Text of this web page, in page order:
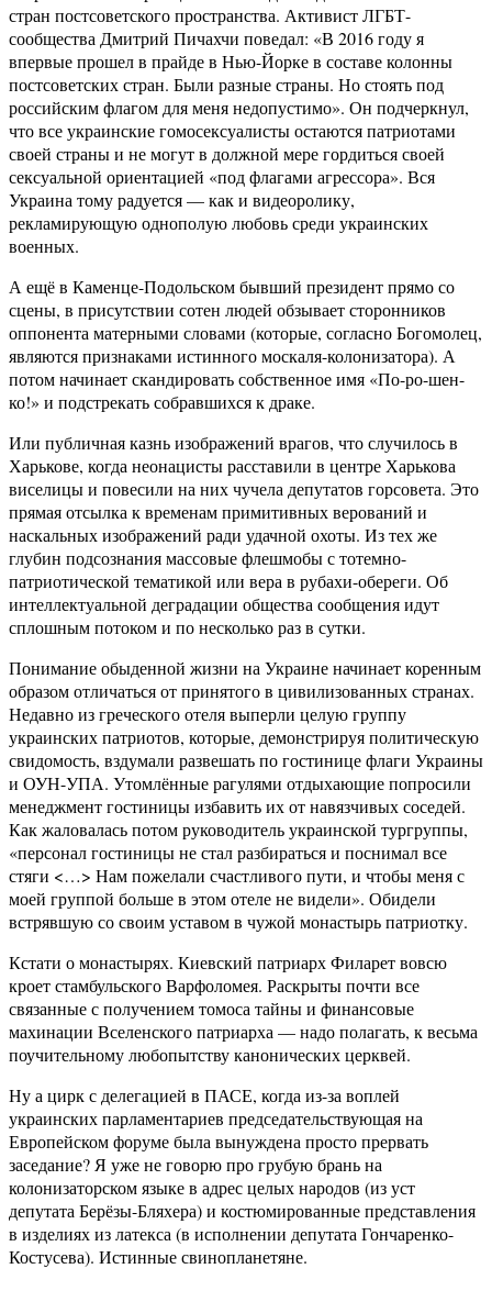
стран постсоветского пространства. Активист ЛГБТ-
сообщества Дмитрий Пичахчи поведал: «В 2016 году я
впервые прошел в прайде в Нью-Йорке в составе колонны
постсоветских стран. Были разные страны. Но стоять под
российским флагом для меня недопустимо». Он подчеркнул,
что все украинские гомосексуалисты остаются патриотами
своей страны и не могут в должной мере гордиться своей
сексуальной ориентацией «под флагами агрессора». Вся
Украина тому радуется — как и видеоролику,
рекламирующую однополую любовь среди украинских
военных.
А ещё в Каменце-Подольском бывший президент прямо со
сцены, в присутствии сотен людей обзывает сторонников
оппонента матерными словами (которые, согласно Богомолец,
являются признаками истинного москаля-колонизатора). А
потом начинает скандировать собственное имя «По-ро-шен-
ко!» и подстрекать собравшихся к драке.
Или публичная казнь изображений врагов, что случилось в
Харькове, когда неонацисты расставили в центре Харькова
виселицы и повесили на них чучела депутатов горсовета. Это
прямая отсылка к временам примитивных верований и
наскальных изображений ради удачной охоты. Из тех же
глубин подсознания массовые флешмобы с тотемно-
патриотической тематикой или вера в рубахи-обереги. Об
интеллектуальной деградации общества сообщения идут
сплошным потоком и по несколько раз в сутки.
Понимание обыденной жизни на Украине начинает коренным
образом отличаться от принятого в цивилизованных странах.
Недавно из греческого отеля выперли целую группу
украинских патриотов, которые, демонстрируя политическую
свидомость, вздумали развешать по гостинице флаги Украины
и ОУН-УПА. Утомлённые рагулями отдыхающие попросили
менеджмент гостиницы избавить их от навязчивых соседей.
Как жаловалась потом руководитель украинской тургруппы,
«персонал гостиницы не стал разбираться и поснимал все
стяги <…> Нам пожелали счастливого пути, и чтобы меня с
моей группой больше в этом отеле не видели». Обидели
встрявшую со своим уставом в чужой монастырь патриотку.
Кстати о монастырях. Киевский патриарх Филарет вовсю
кроет стамбульского Варфоломея. Раскрыты почти все
связанные с получением томоса тайны и финансовые
махинации Вселенского патриарха — надо полагать, к весьма
поучительному любопытству канонических церквей.
Ну а цирк с делегацией в ПАСЕ, когда из-за воплей
украинских парламентариев председательствующая на
Европейском форуме была вынуждена просто прервать
заседание? Я уже не говорю про грубую брань на
колонизаторском языке в адрес целых народов (из уст
депутата Берёзы-Бляхера) и костюмированные представления
в изделиях из латекса (в исполнении депутата Гончаренко-
Костусева). Истинные свинопланетяне.